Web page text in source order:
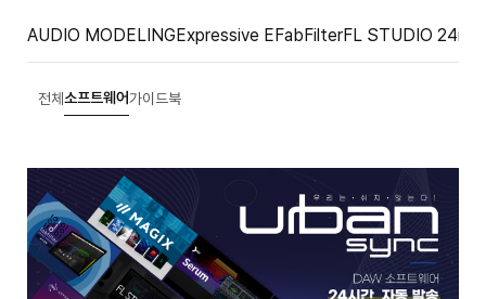
AUDIO MODELINGExpressive EFabFilterFL STUDIO 24
전체소프트웨어가이드북